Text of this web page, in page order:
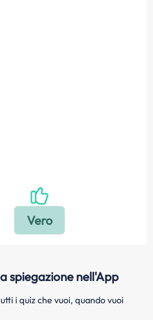
spiegazione nell'App
i quiz che vuoi, quando vuoi